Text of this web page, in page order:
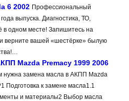
6 2002 Профессиональный
выпуска. Диагностика, ТО,
в одном месте! Запишитесь на
верните вашей «шестёрке» былую
Mazda Premacy 1999 2006
нужна замена масла в АКПП Mazda
Подготовка к замене масла1.1
и материалы2 Выбор масла